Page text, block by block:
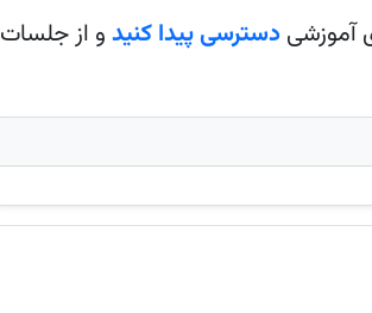
آموزشی دسترسی پیدا کنیدو از جلسات